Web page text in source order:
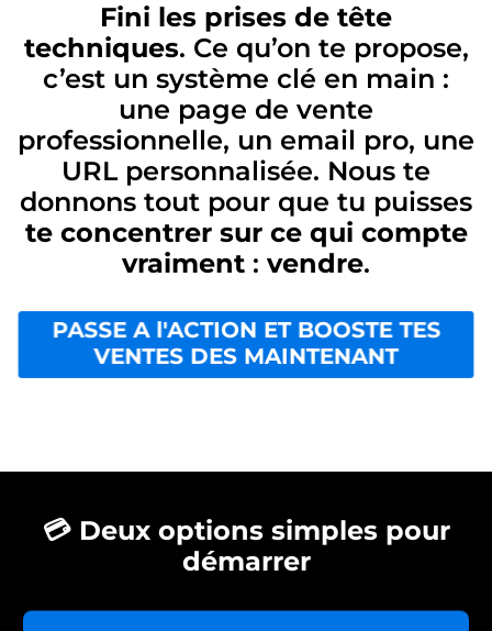
Fini les prises de tête
techniques. Ce qu’on te propose,
c’est un système clé en main :
une page de vente
professionnelle, un email pro, une
URL personnalisée. Nous te
donnons tout pour que tu puisses
te concentrer sur ce qui compte
vraiment : vendre.
PASSE A l'ACTION ET BOOSTE TES
VENTES DES MAINTENANT
💳 Deux options simples pour
démarrer